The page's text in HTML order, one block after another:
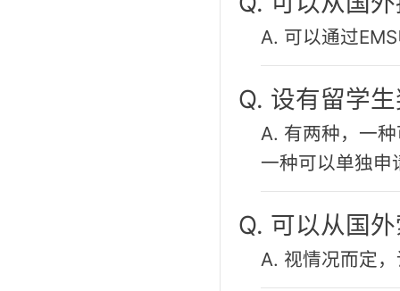
A. 可以通过
Q. 设有留学
A. 有两种，一
一种可以单独申
Q. 可以从国
A. 视情况而定